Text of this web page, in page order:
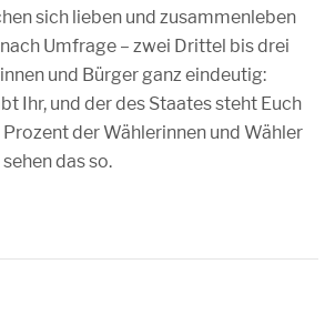
sich lieben und zusammenleben
Umfrage – zwei Drittel bis drei
und Bürger ganz eindeutig:
Ihr, und der des Staates steht Euch
der Wählerinnen und Wähler
das so.